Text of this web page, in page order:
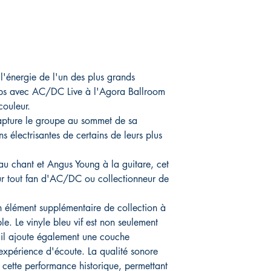
de l'un des plus grands
avec AC/DC Live à l'Agora Ballroom
le groupe au sommet de sa
électrisantes de certains de leurs plus
chant et Angus Young à la guitare, cet
tout fan d'AC/DC ou collectionneur de
supplémentaire de collection à
Le vinyle bleu vif est non seulement
ajoute également une couche
d'écoute. La qualité sonore
performance historique, permettant